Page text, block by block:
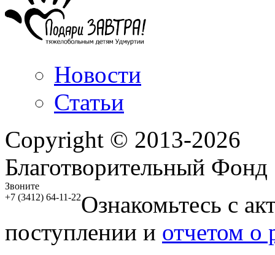
Новости
Статьи
Copyright © 2013-2026
Благотворительный
Звоните
+7 (3412) 64-11-22Ознакомьтесь с
поступлении и отчетом о